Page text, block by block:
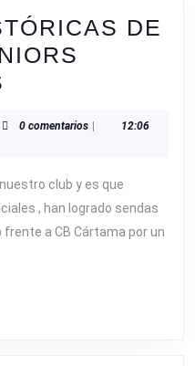
DE
DE
SÉNIORS
PROVINCIALES
0 comentarios
12:06
club y es que
, han logrado sendas
a CB Cártama por un